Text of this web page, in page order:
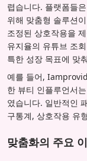
렵습니다. 플랫폼들
위해 맞춤형 솔루션
조정된 상호작용을
유지율의 유튜브 조
특한 성장 목표에 맞
예를 들어,
한 뷰티 인플루언서
였습니다. 일반적인
구통계, 상호작용 유
맞춤화의 주요